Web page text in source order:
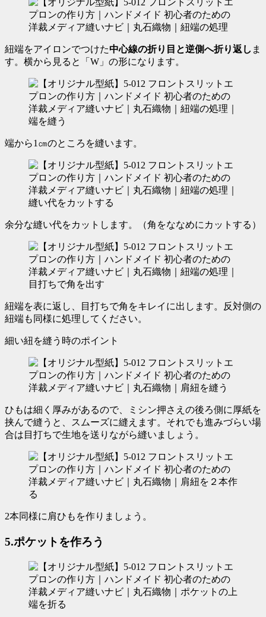
紐端をアイロンでつけた中心線の折り目と逆側へ折り返し ま
す。横から見ると「W」の形になります。
端から1㎝のところを縫います。
余分な縫い代をカットします。（角をななめにカットする）
紐端を表に返し、目打ちで角をキレイに出します。反対側の
紐端も同様に処理してください。
細い紐を縫う時のポイント
ひもは細く厚みがあるので、ミシン押さえの後ろ側に 厚紙を
挟んで縫う と、スムーズに縫えます。それでも進みづらい場
合は目打ちで生地を送りながら縫いましょう。
2本同様に肩ひもを作りましょう。
5.ポケットを作ろう